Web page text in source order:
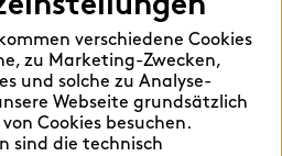
verschiedene Cookies
zu Marketing-Zwecken,
und solche zu Analyse-
Webseite grundsätzlich
Cookies besuchen.
sind die technisch